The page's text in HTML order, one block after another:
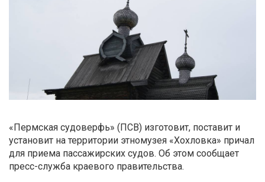
«Пермская судоверфь» (ПСВ) изготовит, поставит и
установит на территории этномузея «Хохловка» причал
для приема пассажирских судов. Об этом сообщает
пресс-служба краевого правительства.